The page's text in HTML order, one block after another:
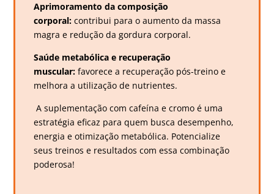
Aprimoramento da composição
corporal:contribui para o aumento da massa
magra e redução da gordura corporal.
Saúde metabólica e recuperação
muscular:favorece a recuperação pós-treino e
melhora a utilização de nutrientes.
A suplementação com cafeína e cromo é uma
estratégia eficaz para quem busca desempenho,
energia e otimização metabólica. Potencialize
seus treinos e resultados com essa combinação
poderosa!